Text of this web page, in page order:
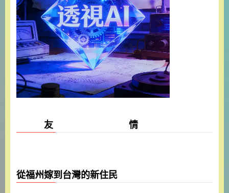
友 情
從福州嫁到台灣的新住民